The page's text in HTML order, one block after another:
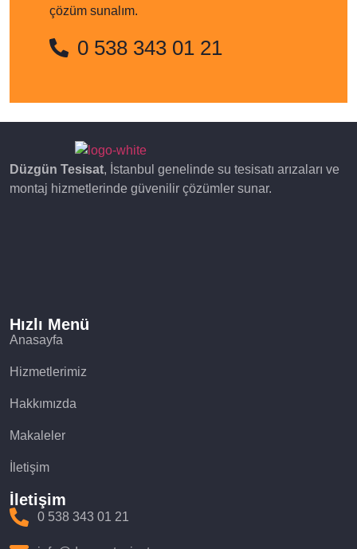
çözüm sunalım.
0 538 343 01 21
Düzgün Tesisat, İstanbul genelinde su tesisatı arızaları ve
montaj hizmetlerinde güvenilir çözümler sunar.
Hızlı Menü
Anasayfa
Hizmetlerimiz
Hakkımızda
Makaleler
İletişim
İletişim
0 538 343 01 21